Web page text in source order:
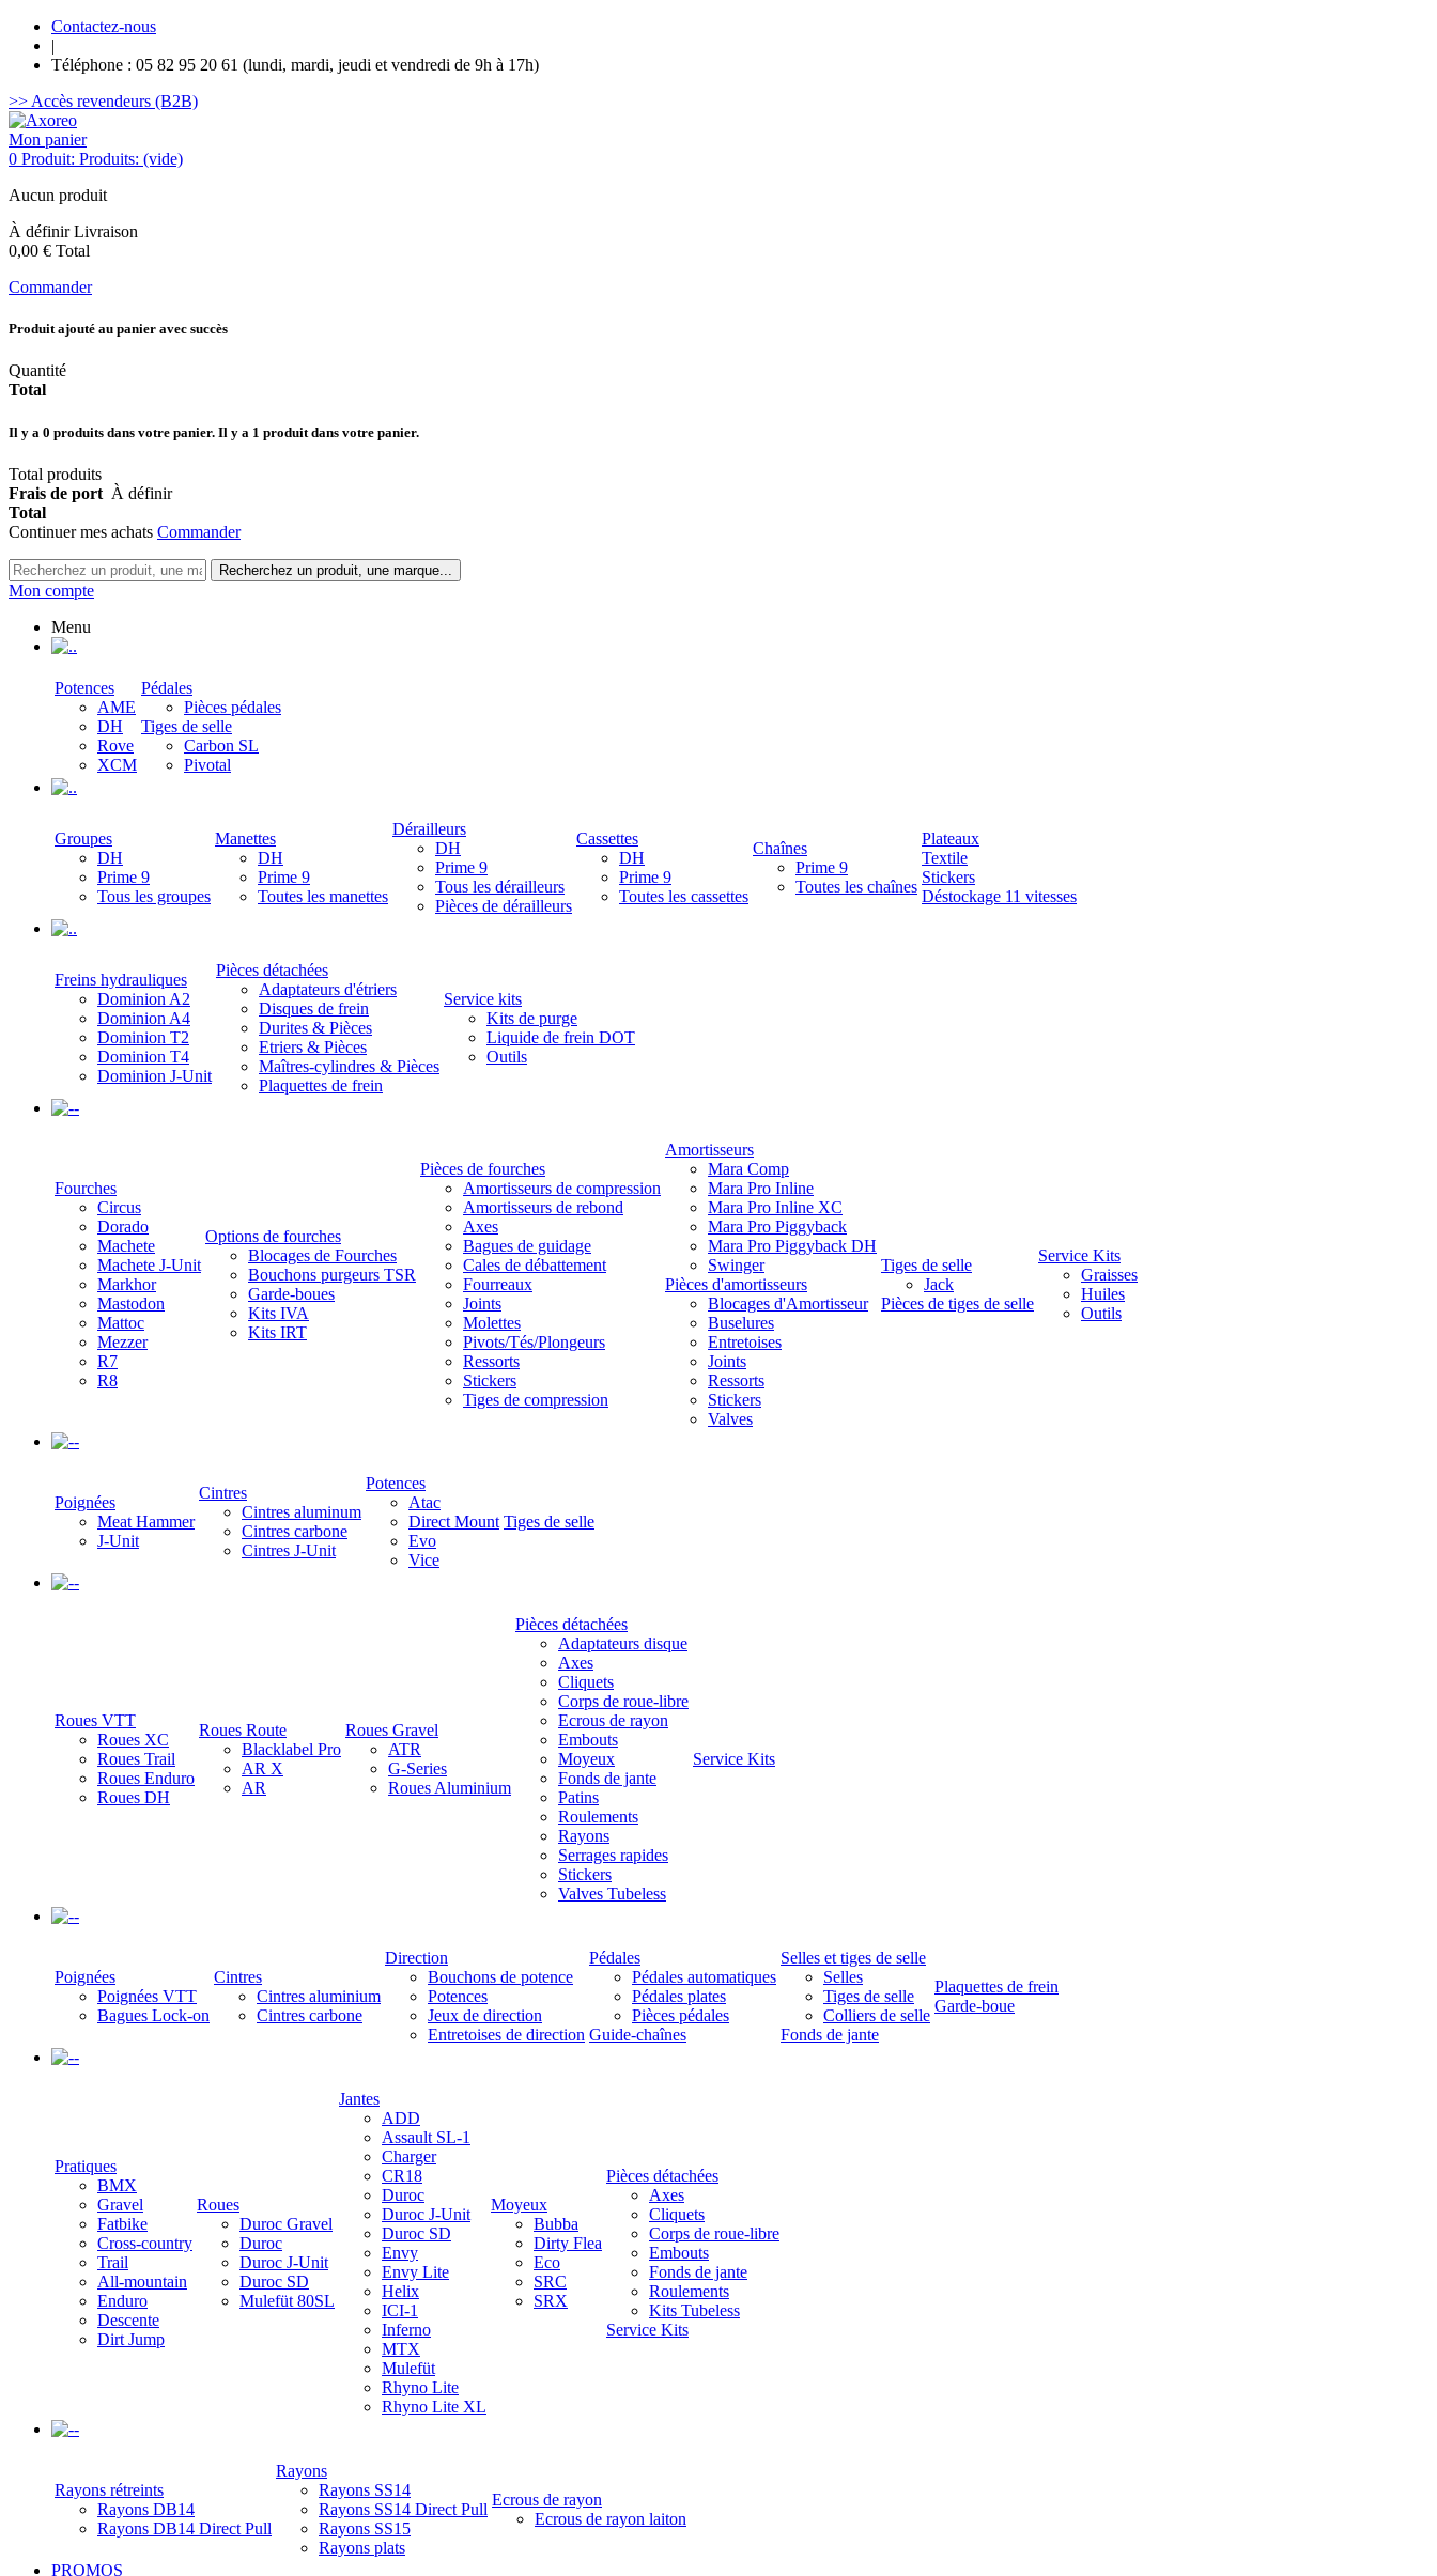
Contactez-nous
|
Téléphone : 05 82 95 20 61 (lundi, mardi, jeudi et vendredi de 9h à 17h)
>> Accès revendeurs (B2B)
Mon panier
0 Produit: Produits: (vide)
Aucun produit
À définirLivraison
0,00 € Total
Commander
Produit ajouté au panier avec succès
Quantité
Total
Il y a 0 produits dans votre panier. Il y a 1 produit dans votre panier.
Total produits
Frais de port À définir
Total
Continuer mes achats Commander
Recherchez un produit, une marque...
Mon compte
Menu
.
Potences
AME
DH
Rove
XCM
Pédales
Pièces pédales
Tiges de selle
Carbon SL
Pivotal
.
Groupes
DH
Prime 9
Tous les groupes
Manettes
DH
Prime 9
Toutes les manettes
Dérailleurs
DH
Prime 9
Tous les dérailleurs
Pièces de dérailleurs
Cassettes
DH
Prime 9
Toutes les cassettes
Chaînes
Prime 9
Toutes les chaînes
Plateaux
Textile
Stickers
Déstockage 11 vitesses
.
Freins hydrauliques
Dominion A2
Dominion A4
Dominion T2
Dominion T4
Dominion J-Unit
Pièces détachées
Adaptateurs d'étriers
Disques de frein
Durites & Pièces
Etriers & Pièces
Maîtres-cylindres & Pièces
Plaquettes de frein
Service kits
Kits de purge
Liquide de frein DOT
Outils
-
Fourches
Circus
Dorado
Machete
Machete J-Unit
Markhor
Mastodon
Mattoc
Mezzer
R7
R8
Options de fourches
Blocages de Fourches
Bouchons purgeurs TSR
Garde-boues
Kits IVA
Kits IRT
Pièces de fourches
Amortisseurs de compression
Amortisseurs de rebond
Axes
Bagues de guidage
Cales de débattement
Fourreaux
Joints
Molettes
Pivots/Tés/Plongeurs
Ressorts
Stickers
Tiges de compression
Amortisseurs
Mara Comp
Mara Pro Inline
Mara Pro Inline XC
Mara Pro Piggyback
Mara Pro Piggyback DH
Swinger
Pièces d'amortisseurs
Blocages d'Amortisseur
Buselures
Entretoises
Joints
Ressorts
Stickers
Valves
Tiges de selle
Jack
Pièces de tiges de selle
Service Kits
Graisses
Huiles
Outils
-
Poignées
Meat Hammer
J-Unit
Cintres
Cintres aluminum
Cintres carbone
Cintres J-Unit
Potences
Atac
Direct Mount
Evo
Vice
Tiges de selle
-
Roues VTT
Roues XC
Roues Trail
Roues Enduro
Roues DH
Roues Route
Blacklabel Pro
AR X
AR
Roues Gravel
ATR
G-Series
Roues Aluminium
Pièces détachées
Adaptateurs disque
Axes
Cliquets
Corps de roue-libre
Ecrous de rayon
Embouts
Moyeux
Fonds de jante
Patins
Roulements
Rayons
Serrages rapides
Stickers
Valves Tubeless
Service Kits
-
Poignées
Poignées VTT
Bagues Lock-on
Cintres
Cintres aluminium
Cintres carbone
Direction
Bouchons de potence
Potences
Jeux de direction
Entretoises de direction
Pédales
Pédales automatiques
Pédales plates
Pièces pédales
Guide-chaînes
Selles et tiges de selle
Selles
Tiges de selle
Colliers de selle
Fonds de jante
Plaquettes de frein
Garde-boue
-
Pratiques
BMX
Gravel
Fatbike
Cross-country
Trail
All-mountain
Enduro
Descente
Dirt Jump
Roues
Duroc Gravel
Duroc
Duroc J-Unit
Duroc SD
Mulefüt 80SL
Jantes
ADD
Assault SL-1
Charger
CR18
Duroc
Duroc J-Unit
Duroc SD
Envy
Envy Lite
Helix
ICI-1
Inferno
MTX
Mulefüt
Rhyno Lite
Rhyno Lite XL
Moyeux
Bubba
Dirty Flea
Eco
SRC
SRX
Pièces détachées
Axes
Cliquets
Corps de roue-libre
Embouts
Fonds de jante
Roulements
Kits Tubeless
Service Kits
-
Rayons rétreints
Rayons DB14
Rayons DB14 Direct Pull
Rayons
Rayons SS14
Rayons SS14 Direct Pull
Rayons SS15
Rayons plats
Ecrous de rayon
Ecrous de rayon laiton
PROMOS